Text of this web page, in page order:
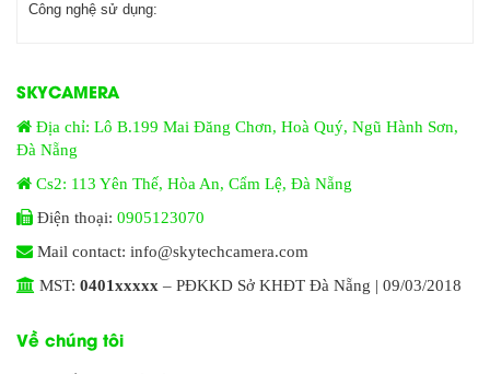
Công nghệ sử dụng:
SKYCAMERA
Địa chỉ: Lô B.199 Mai Đăng Chơn, Hoà Quý, Ngũ Hành Sơn,
Đà Nẵng
Cs2: 113 Yên Thế, Hòa An, Cẩm Lệ, Đà Nẵng
Điện thoại: 0905123070
Mail contact: info@skytechcamera.com
MST: 0401xxxxx – PĐKKD Sở KHĐT Đà Nẵng | 09/03/2018
Về chúng tôi